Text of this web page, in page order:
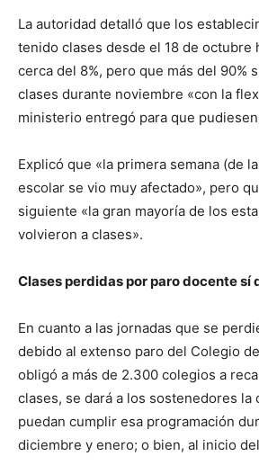
La autoridad detalló que los
tenido clases desde el 18 de octubre
cerca del 8%, pero que más del 90%
clases durante noviembre «con la
ministerio entregó para que
Explicó que «la primera semana (de
escolar se vio muy afectado», pero
siguiente «la gran mayoría de los
volvieron a clases».
Clases perdidas por paro docente sí
En cuanto a las jornadas que se
debido al extenso paro del Colegio
obligó a más de 2.300 colegios a
clases, se dará a los sostenedores la
puedan cumplir esa programación
diciembre y enero; o bien, al inicio